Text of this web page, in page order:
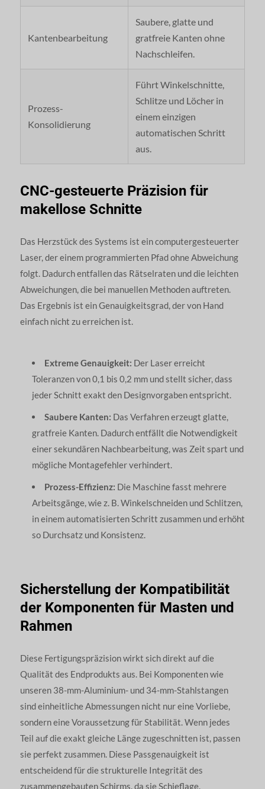
Kantenbearbeitung
Saubere, glatte und
gratfreie Kanten ohne
Nachschleifen.
Prozess-
Konsolidierung
Führt Winkelschnitte,
Schlitze und Löcher in
einem einzigen
automatischen Schritt
aus.
CNC-gesteuerte Präzision für
makellose Schnitte
Das Herzstück des Systems ist ein computergesteuerter
Laser, der einem programmierten Pfad ohne Abweichung
folgt. Dadurch entfallen das Rätselraten und die leichten
Abweichungen, die bei manuellen Methoden auftreten.
Das Ergebnis ist ein Genauigkeitsgrad, der von Hand
einfach nicht zu erreichen ist.
Extreme Genauigkeit: Der Laser erreicht
Toleranzen von 0,1 bis 0,2 mm und stellt sicher, dass
jeder Schnitt exakt den Designvorgaben entspricht.
Saubere Kanten: Das Verfahren erzeugt glatte,
gratfreie Kanten. Dadurch entfällt die Notwendigkeit
einer sekundären Nachbearbeitung, was Zeit spart und
mögliche Montagefehler verhindert.
Prozess-Effizienz: Die Maschine fasst mehrere
Arbeitsgänge, wie z. B. Winkelschneiden und Schlitzen,
in einem automatisierten Schritt zusammen und erhöht
so Durchsatz und Konsistenz.
Sicherstellung der Kompatibilität
der Komponenten für Masten und
Rahmen
Diese Fertigungspräzision wirkt sich direkt auf die
Qualität des Endprodukts aus. Bei Komponenten wie
unseren 38-mm-Aluminium- und 34-mm-Stahlstangen
sind einheitliche Abmessungen nicht nur eine Vorliebe,
sondern eine Voraussetzung für Stabilität. Wenn jedes
Teil auf die exakt gleiche Länge zugeschnitten ist, passen
sie perfekt zusammen. Diese Passgenauigkeit ist
entscheidend für die strukturelle Integrität des
zusammengebauten Schirms, da sie Schieflage,